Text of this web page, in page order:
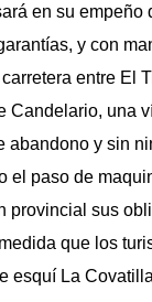
en su empeño
y con
entre El
Candelario, una
abandono y sin
el paso de
provincial sus
que los
esquí La